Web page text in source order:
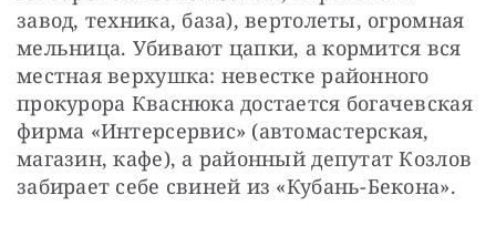
завод, техника, база), вертолеты, огромная
мельница. Убивают цапки, а кормится вся
местная верхушка: невестке районного
прокурора Кваснюка достается богачевская
фирма «Интерсервис» (автомастерская,
магазин, кафе), а районный депутат Козлов
забирает себе свиней из «Кубань-Бекона».